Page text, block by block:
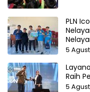
PLN
5
Raih
5